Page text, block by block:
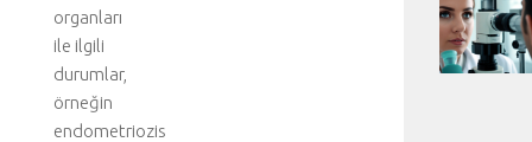
organları
ile ilgili
durumlar,
örneğin
endometriozis